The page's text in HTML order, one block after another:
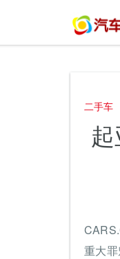
二手车
重大